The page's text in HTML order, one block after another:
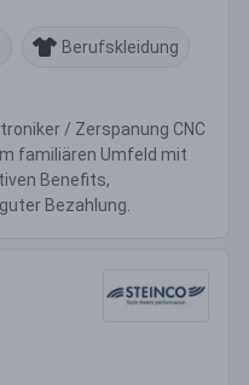
Berufskleidung
/ Zerspanung CNC
familiären Umfeld mit
Benefits,
Bezahlung.